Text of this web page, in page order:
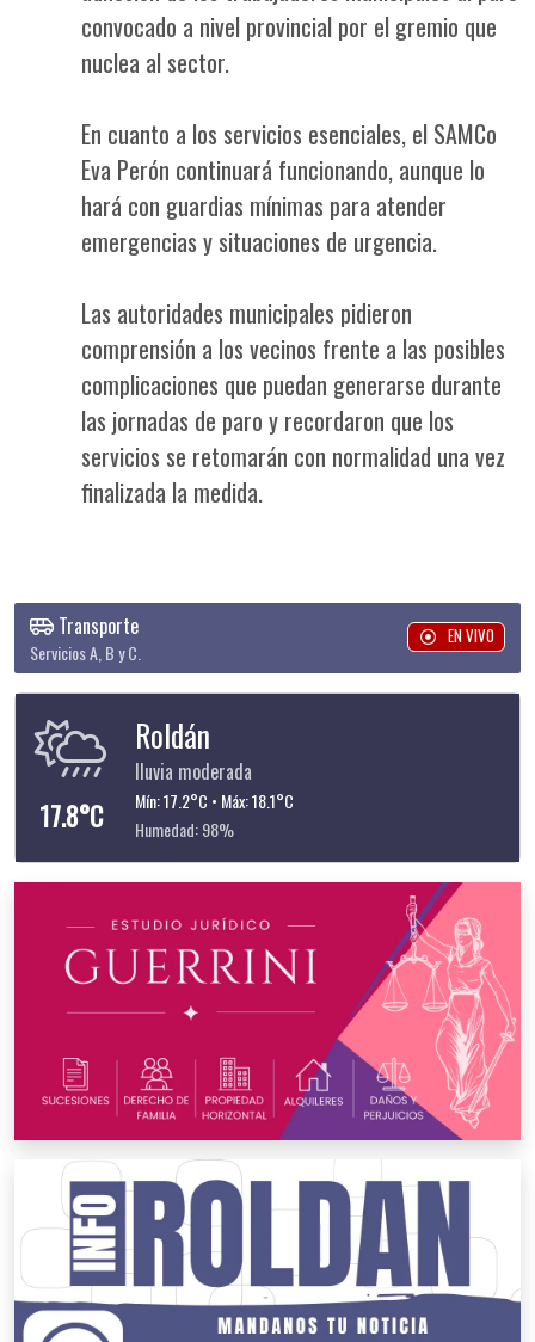
convocado a nivel provincial por el gremio que
nuclea al sector.
En cuanto a los servicios esenciales, el SAMCo
Eva Perón continuará funcionando, aunque lo
hará con guardias mínimas para atender
emergencias y situaciones de urgencia.
Las autoridades municipales pidieron
comprensión a los vecinos frente a las posibles
complicaciones que puedan generarse durante
las jornadas de paro y recordaron que los
servicios se retomarán con normalidad una vez
finalizada la medida.
Transporte
Servicios A, B y C.
EN VIVO
17.8°C
Roldán
lluvia moderada
Mín: 17.2°C • Máx: 18.1°C
Humedad: 98%